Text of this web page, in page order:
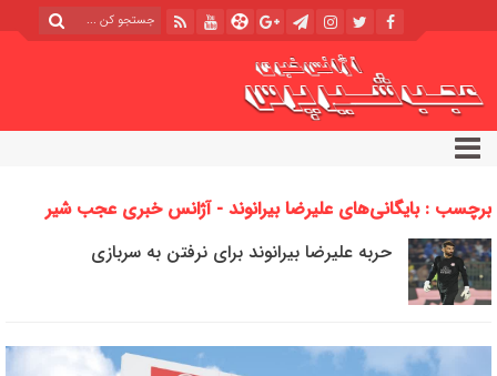
برچسب : بایگانی‌های علیرضا بیرانوند - آژانس خبری عجب شیر
پرس
حربه علیرضا بیرانوند برای نرفتن به سربازی